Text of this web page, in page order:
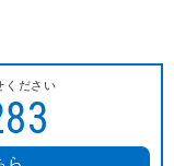
ください